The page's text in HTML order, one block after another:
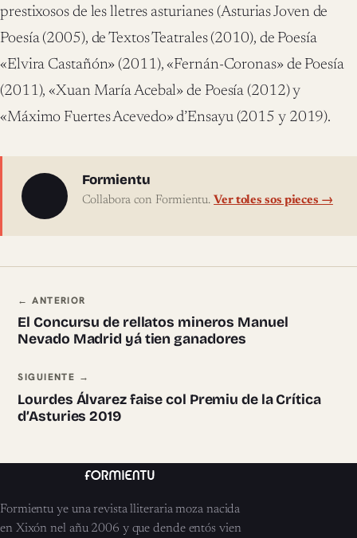
prestixosos de les lletres asturianes (Asturias Joven de
Poesía (2005), de Textos Teatrales (2010), de Poesía
«Elvira Castañón» (2011), «Fernán-Coronas» de Poesía
(2011), «Xuan María Acebal» de Poesía (2012) y
«Máximo Fuertes Acevedo» d’Ensayu (2015 y 2019).
Sobre l'autor
Formientu
Collabora con Formientu. Ver toles sos pieces →
Navegación ente pieces
← ANTERIOR
El Concursu de rellatos mineros Manuel
Nevado Madrid yá tien ganadores
SIGUIENTE →
Lourdes Álvarez faise col Premiu de la Crítica
d’Asturies 2019
Formientu ye una revista lliteraria moza nacida
en Xixón nel añu 2006 y que dende entós vien